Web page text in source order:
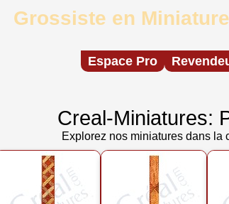
Grossiste en
Espace Pro
Creal-Miniatures:
Explorez nos miniatures dans la